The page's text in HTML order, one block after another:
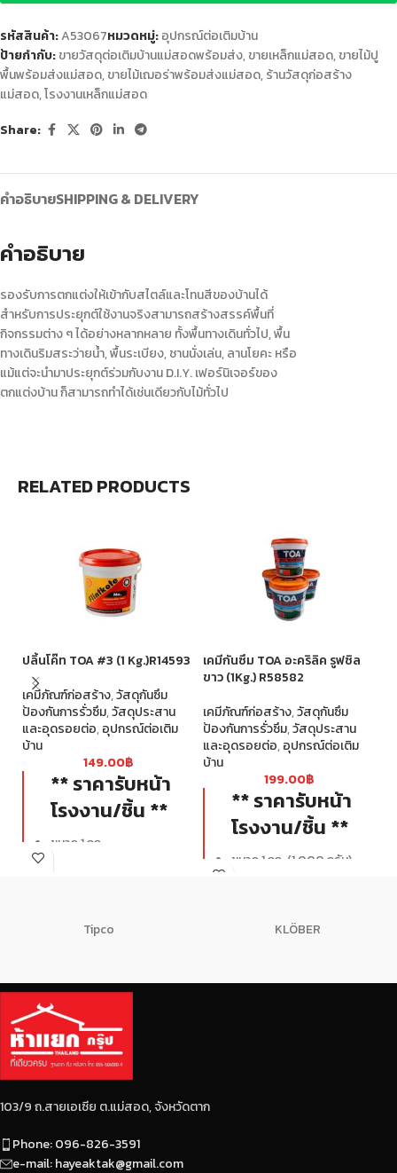
รหัสสินค้า:A53067หมวดหมู่:อุปกรณ์ต่อเติมบ้าน
ป้ายกำกับ:ขายวัสดุต่อเติมบ้านแม่สอดพร้อมส่ง,ขายเหล็กแม่สอด,ขายไม้ปู
พื้นพร้อมส่งแม่สอด,ขายไม้เฌอร่าพร้อมส่งแม่สอด,ร้านวัสดุก่อสร้าง
แม่สอด,โรงงานเหล็กแม่สอด
Share:
คำอธิบายSHIPPING & DELIVERY
คำอธิบาย
รองรับการตกแต่งให้เข้ากับสไตล์และโทนสีของบ้านได้
สำหรับการประยุกต์ใช้งานจริงสามารถสร้างสรรค์พื้นที่
กิจกรรมต่าง ๆ ได้อย่างหลากหลาย ทั้งพื้นทางเดินทั่วไป, พื้น
ทางเดินริมสระว่ายน้ำ, พื้นระเบียง, ชานนั่งเล่น, ลานโยคะ หรือ
แม้แต่จะนำมาประยุกต์ร่วมกับงาน D.I.Y. เฟอร์นิเจอร์ของ
ตกแต่งบ้าน ก็สามารถทำได้เช่นเดียวกับไม้ทั่วไป
RELATED PRODUCTS
ปลิ้นโค๊ท TOA #3 (1 Kg.)R14593
เคมีภัณฑ์ก่อสร้าง,วัสดุกันซึม
ป้องกันการรั่วซึม,วัสดุประสาน
และอุดรอยต่อ,อุปกรณ์ต่อเติม
บ้าน
149.00฿
** ราคารับหน้า
โรงงาน/ชิ้น **
ขนาด 1 กก.
เคมีกันซึม TOA อะคริลิค รูฟซิล
ขาว (1Kg.) R58582
เคมีภัณฑ์ก่อสร้าง,วัสดุกันซึม
ป้องกันการรั่วซึม,วัสดุประสาน
และอุดรอยต่อ,อุปกรณ์ต่อเติม
บ้าน
199.00฿
** ราคารับหน้า
โรงงาน/ชิ้น **
ขนาด 1 กก. (1,000 กรัม)
Tipco KLÖBER
103/9 ถ.สายเอเซีย ต.แม่สอด, จังหวัดตาก
Phone: 096-826-3591
e-mail: hayeaktak@gmail.com